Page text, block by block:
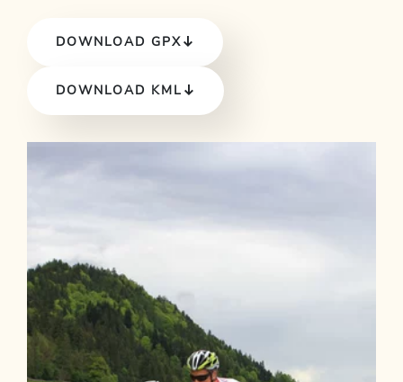
DOWNLOAD GPX
DOWNLOAD KML